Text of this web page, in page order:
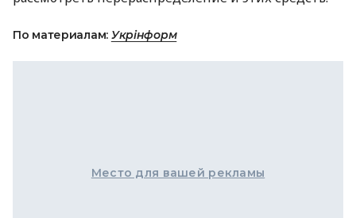
По материалам: Укрінформ
Место для вашей рекламы